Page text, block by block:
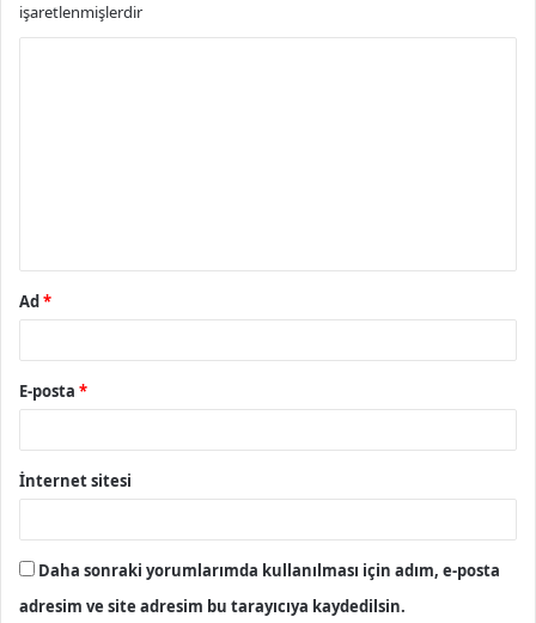
işaretlenmişlerdir
Ad*
E-posta *
İnternet sitesi
Daha sonraki yorumlarımda kullanılması için adım, e-posta
adresim ve site adresim bu tarayıcıya kaydedilsin.